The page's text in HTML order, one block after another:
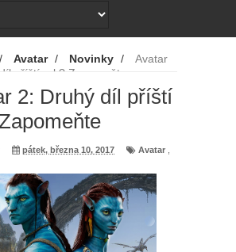
/ Avatar / Novinky /
Avatar
příští rok? Zapomeňte
2: Druhý díl příští
pátek, března 10, 2017 Avatar